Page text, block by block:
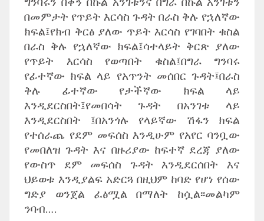
በመምታት የጥይት እርሳስ ጉዳት በራስ ቅሉ የኋለኛው
ክፍል፤የክብ ቅርፅ ያለው ጥይት እርሳስ የገባበት ቁስል
በራስ ቅሉ የኋለኛው ክፍል፤ሳተላይት ቅርጽ ያለው
የጥይት እርሳስ የወጣበት ቁስል፤በግራ ግንባሩ
የፊተኛው ክፍል ላይ የአጥንት መሰበር ጉዳት፤በራስ
ቅሉ ፊተኛው የታችኛው ክፍል ላይ
እንዲደርስበት፤የመበሳት ጉዳት በአንገቱ ላይ
እንዲደርስበት ፤በአንጎሉ የላይኛው ሽፋን ክፍል
የተሰራጨ የደም መፍሰስ እንዲሁም የአየር ባንቧው
የመበለዝ ጉዳት እና በዙሪያው ከፍተኛ ደረጃ ያለው
የውስጥ ደም መፍሰስ ጉዳት እንዲደርሰበት እና
ህይወቱ እንዲያልፍ አድርጓ በዚህም ከባድ የሆነ የሰው
ግድያ ወንጀል ፈፅሟል በማለት ከሷል፡፡መልካም
ንባብ….